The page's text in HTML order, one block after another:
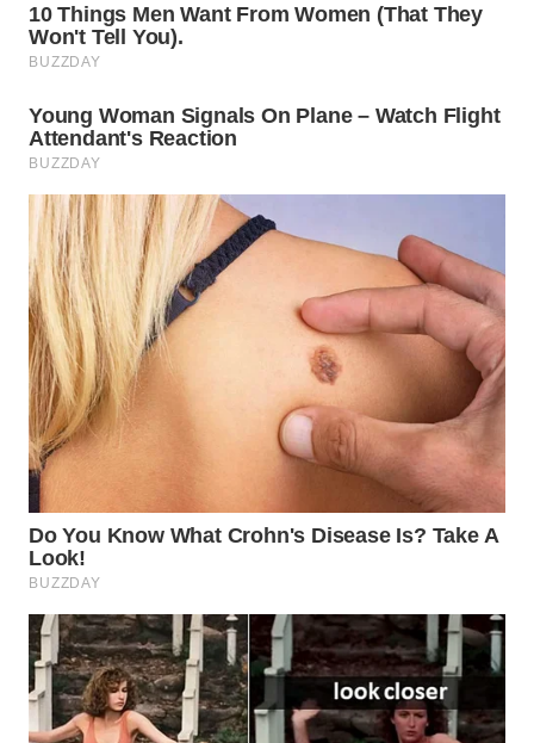
SUMEDANG
CIANJUR
KEPULAUAN
SERIBU
WN
TANGERANG
WN
BINJAI
WN
INDRAMAYU
WN
KUNINGAN
WN